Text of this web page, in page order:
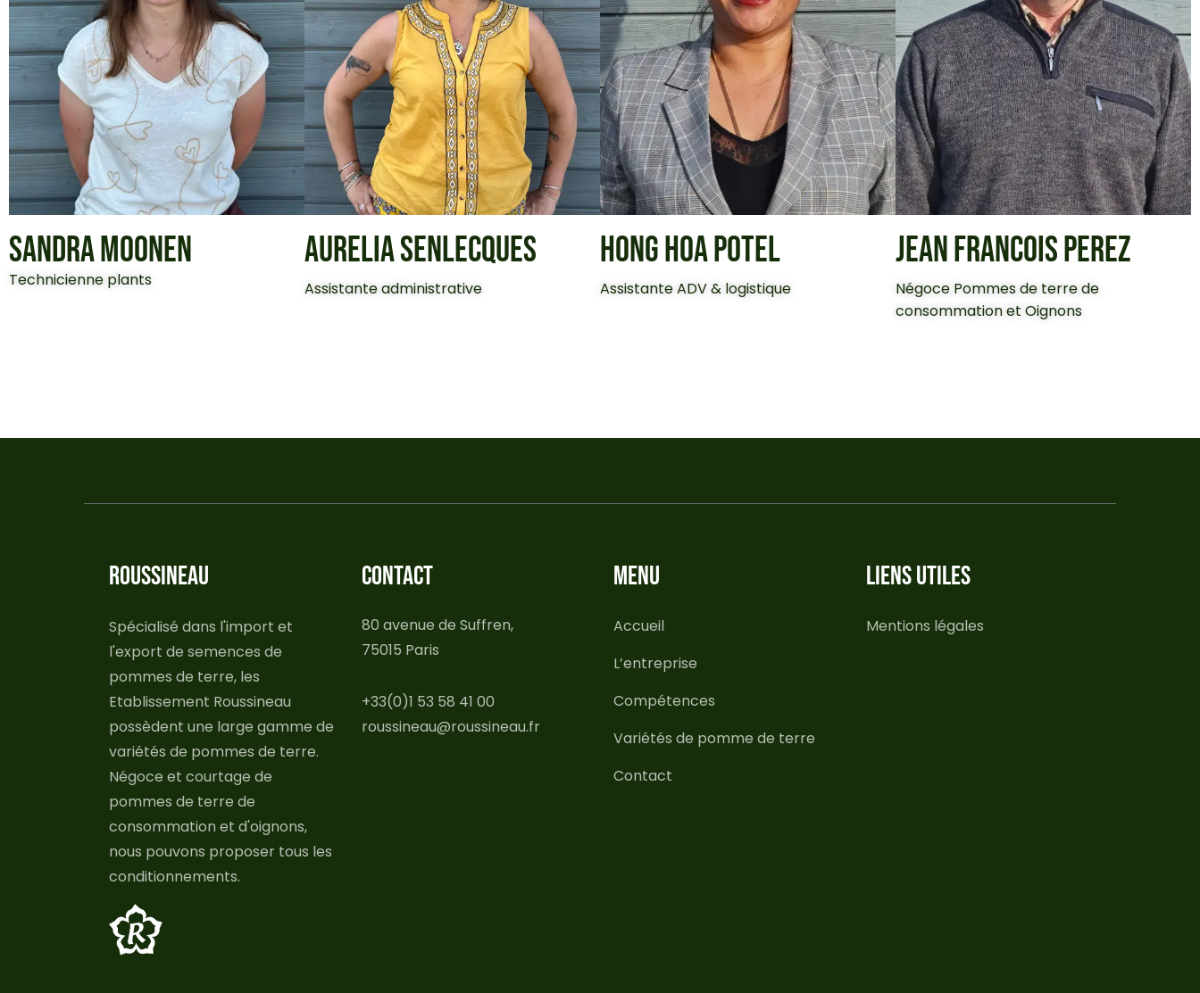
SANDRA MOONEN
Technicienne plants
AURELIA SENLECQUES
Assistante administrative
HONG HOA POTEL
Assistante ADV & logistique
JEAN FRANCOIS PEREZ
Négoce Pommes de terre de
consommation et Oignons
ROUSSINEAU
Spécialisé dans l'import et
l'export de semences de
pommes de terre, les
Etablissement Roussineau
possèdent une large gamme de
variétés de pommes de terre.
Négoce et courtage de
pommes de terre de
consommation et d'oignons,
nous pouvons proposer tous les
conditionnements.
CONTACT
80 avenue de Suffren,
75015 Paris
+33(0)1 53 58 41 00
roussineau@roussineau.fr
MENU
Accueil
L’entreprise
Compétences
Variétés de pomme de terre
Contact
LIENS UTILES
Mentions légales